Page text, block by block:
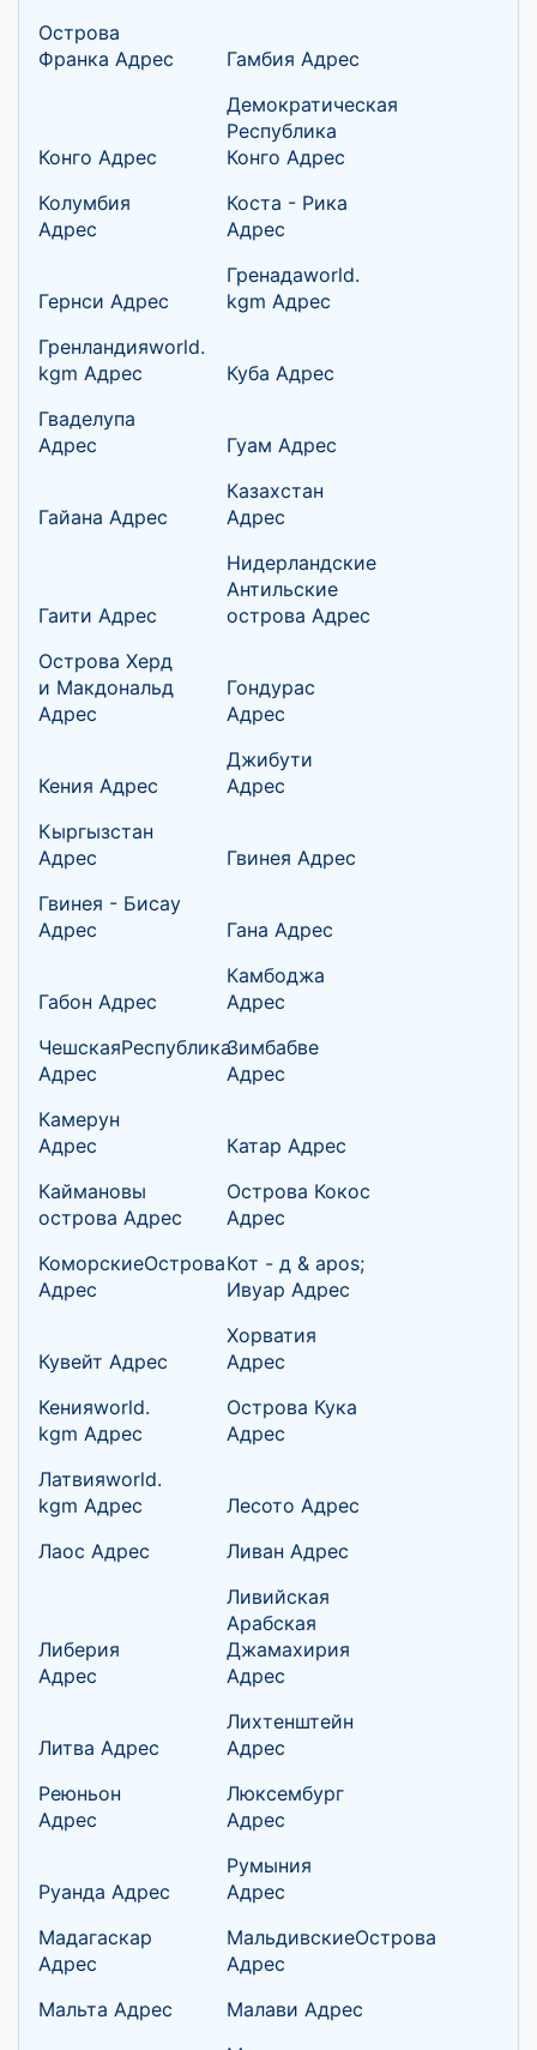
Острова
Франка Адрес
Гамбия Адрес
Конго Адрес
Демократическая
Республика
Конго Адрес
Колумбия
Адрес
Коста - Рика
Адрес
Гернси Адрес
Гренадаworld.
kgm Адрес
Гренландияworld.
kgm Адрес
Куба Адрес
Гваделупа
Адрес
Гуам Адрес
Гайана Адрес
Казахстан
Адрес
Гаити Адрес
Нидерландские
Антильские
острова Адрес
Острова Херд
и Макдональд
Адрес
Гондурас
Адрес
Кения Адрес
Джибути
Адрес
Кыргызстан
Адрес
Гвинея Адрес
Гвинея - Бисау
Адрес
Гана Адрес
Габон Адрес
Камбоджа
Адрес
ЧешскаяРеспублика
Адрес
Зимбабве
Адрес
Камерун
Адрес
Катар Адрес
Каймановы
острова Адрес
Острова Кокос
Адрес
КоморскиеОстрова
Адрес
Кот - д & apos;
Ивуар Адрес
Кувейт Адрес
Хорватия
Адрес
Кенияworld.
kgm Адрес
Острова Кука
Адрес
Латвияworld.
kgm Адрес
Лесото Адрес
Лаос Адрес
Ливан Адрес
Либерия
Адрес
Ливийская
Арабская
Джамахирия
Адрес
Литва Адрес
Лихтенштейн
Адрес
Реюньон
Адрес
Люксембург
Адрес
Руанда Адрес
Румыния
Адрес
Мадагаскар
Адрес
МальдивскиеОстрова
Адрес
Мальта Адрес
Малави Адрес